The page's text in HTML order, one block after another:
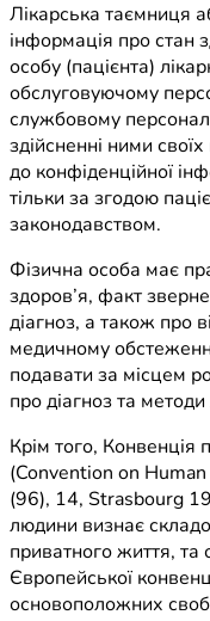
Лікарська таємниця
інформація про стан
особу (пацієнта)
обслуговуючому
службовому
здійсненні ними
до конфіденційної
тільки за згодою
законодавством.
Фізична особа має
здоров’я, факт
діагноз, а також про
медичному
подавати за місцем
про діагноз та
Крім того, Конвенція
(Convention on
(96), 14, Strasbourg
людини визнає
приватного життя,
Європейської
основоположних